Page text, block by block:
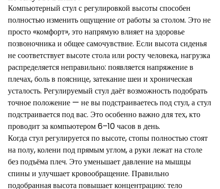
Компьютерный стул с регулировкой высоты способен
полностью изменить ощущение от работы за столом. Это не
просто «комфорт», это напрямую влияет на здоровье
позвоночника и общее самочувствие. Если высота сиденья
не соответствует высоте стола или росту человека, нагрузка
распределяется неправильно: появляется напряжение в
плечах, боль в пояснице, затекание шеи и хроническая
усталость. Регулируемый стул даёт возможность подобрать
точное положение — не вы подстраиваетесь под стул, а стул
подстраивается под вас. Это особенно важно для тех, кто
проводит за компьютером 6–10 часов в день.
Когда стул регулируется по высоте, стопы полностью стоят
на полу, колени под прямым углом, а руки лежат на столе
без подъёма плеч. Это уменьшает давление на мышцы
спины и улучшает кровообращение. Правильно
подобранная высота повышает концентрацию: тело